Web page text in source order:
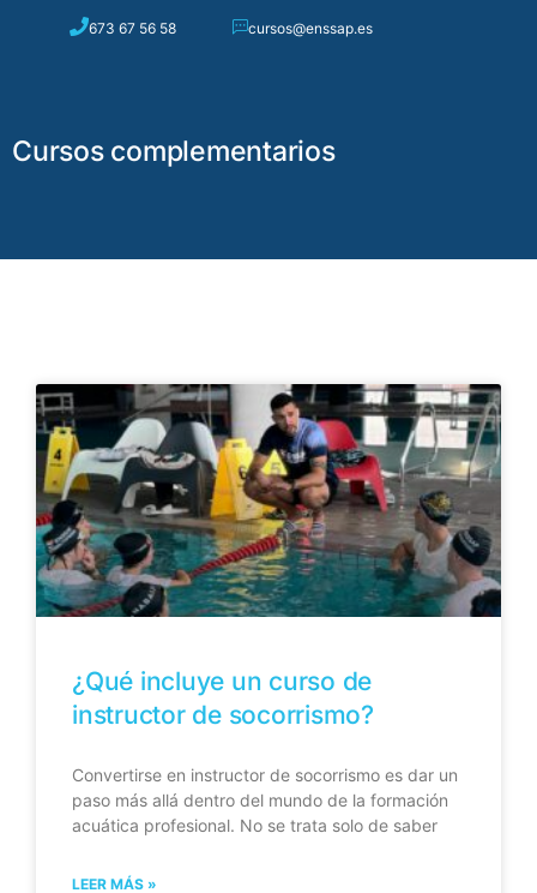
673 67 56 58 cursos@enssap.es
Cursos complementarios
¿Qué incluye un curso de
instructor de socorrismo?
Convertirse en instructor de socorrismo es dar un
paso más allá dentro del mundo de la formación
acuática profesional. No se trata solo de saber
LEER MÁS »